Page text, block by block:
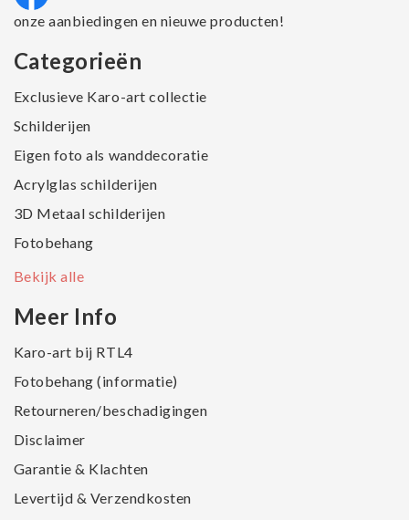
onze aanbiedingen en nieuwe producten!
Categorieën
Exclusieve Karo-art collectie
Schilderijen
Eigen foto als wanddecoratie
Acrylglas schilderijen
3D Metaal schilderijen
Fotobehang
Bekijk alle
Meer Info
Karo-art bij RTL4
Fotobehang (informatie)
Retourneren/beschadigingen
Disclaimer
Garantie & Klachten
Levertijd & Verzendkosten